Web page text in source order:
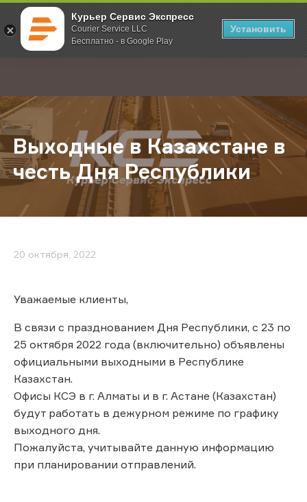
Курьер Сервис Экспресс
Courier Service LLC
Бесплатно - в Google Play
Установить
; Главная О компании Новости Выходные в Казахстане в честь
Выходные в Казахстане в
честь Дня Республики
20 октября, 2022
Уважаемые клиенты,
В связи с празднованием Дня Республики, с 23 по
25 октября 2022 года (включительно) объявлены
официальными выходными в Республике
Казахстан.
Офисы КСЭ в г. Алматы и в г. Астане (Казахстан)
будут работать в дежурном режиме по графику
выходного дня.
Пожалуйста, учитывайте данную информацию
при планировании отправлений.